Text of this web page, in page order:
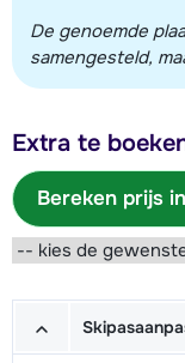
De genoemde
samengesteld,
Extra te
Bereken prijs